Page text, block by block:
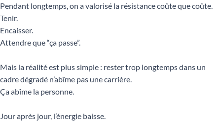
Pendant longtemps, on a valorisé la résistance coûte que coûte.
Tenir.
Encaisser.
Attendre que “ça passe”.
Mais la réalité est plus simple : rester trop longtemps dans un
cadre dégradé n’abîme pas une carrière.
Ça abîme la personne.
Jour après jour, l’énergie baisse.